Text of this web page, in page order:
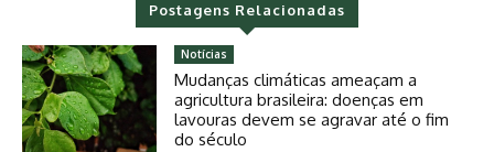
Postagens Relacionadas
Notícias
Mudanças climáticas ameaçam a
agricultura brasileira: doenças em
lavouras devem se agravar até o fim
do século